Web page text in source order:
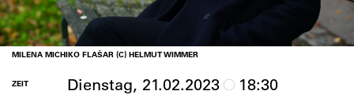
MILENA MICHIKO FLAŠAR (C) HELMUT WIMMER
ZEIT Dienstag, 21.02.2023 18:30